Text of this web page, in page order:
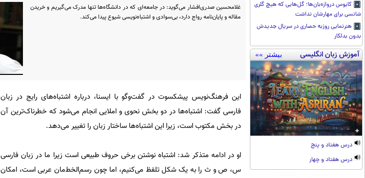
کابوس دروازه‌بان‌ها؛ گل‌هایی که هیچ گلری
شانسی برای مهارشان نداشت
هنرنمایی روزبه حصاری در سریال جدیدش
بدون بدلکار
آموزش زبان انگلیسی بیشتر »»
درس هفتاد و پنج
درس هفتاد و چهار
غلامحسین صدری‌افشار می‌گوید: در جامعه‌ای که در دانشگاه‌ها تنها مدرک می‌گیریم و خریدن
مقاله و پایان‌نامه رواج دارد، بی‌سوادی و اشتباه‌نویسی شیوع پیدا می‌کند.
این فرهنگ‌نویس پیشکسوت در گفت‌وگو با ایسنا، درباره‌ اشتباه‌های رایج در زبان
فارسی گفت: اشتباه‌ها در دو بخش نحوی و املایی انجام می‌شود که خطرناک‌ترین آن
در بخش مکتوب است، زیرا این اشتباه‌ها ساختار زبان را تغییر می‌دهد.
او در ادامه متذکر شد: اشتباه نوشتن برخی حروف طبیعی است زیرا ما در زبان فارسی
س،‌ ص و ث را به یک شکل تلفظ می‌کنیم، اما چون رسم‌الخط‌مان عربی است‌، امکان